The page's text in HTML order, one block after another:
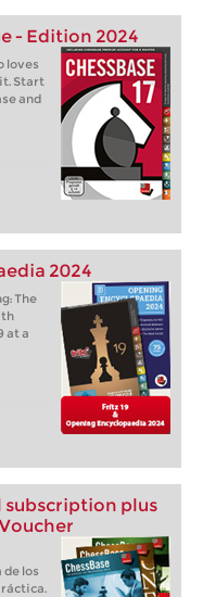
- Edition 2024
loves
Start
and
2024
The
at a
subscription plus
los